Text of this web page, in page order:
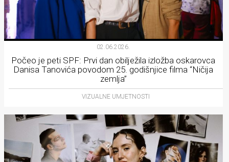
02.06.2026.
Počeo je peti SPF: Prvi dan obilježila izložba oskarovca
Danisa Tanovića povodom 25. godišnjice filma “Ničija
zemlja”
VIZUALNE UMJETNOSTI